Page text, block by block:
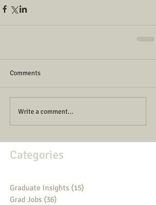
Comments
Write a comment...
Categories
Graduate Insights (15)
Grad Jobs (36)